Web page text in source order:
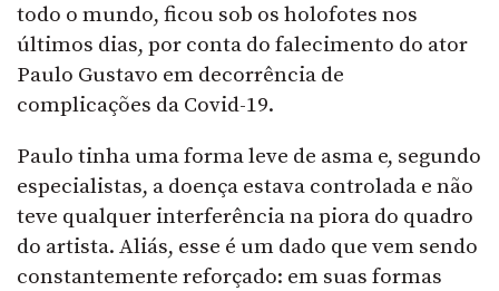
todo o mundo, ficou sob os holofotes nos
últimos dias, por conta do falecimento do ator
Paulo Gustavo em decorrência de
complicações da Covid-19.
Paulo tinha uma forma leve de asma e, segundo
especialistas, a doença estava controlada e não
teve qualquer interferência na piora do quadro
do artista. Aliás, esse é um dado que vem sendo
constantemente reforçado: em suas formas